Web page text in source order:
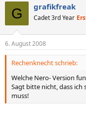
G grafikfreak
Cadet 3rd Year
6. August 2008
Rechenknecht schrieb:
Welche Nero- Version
Sagt bitte nicht, dass ich
muss!